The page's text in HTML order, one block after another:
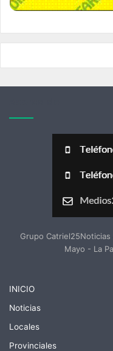
Grupo
Mayo - La
INICIO
Noticias
Locales
Provinciales